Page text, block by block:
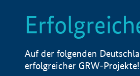
Auf der folgenden
erfolgreicher GRW-Projekte!